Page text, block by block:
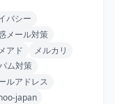
バシー
メール対策
アド
メルカリ
ム対策
ルアドレス
japan